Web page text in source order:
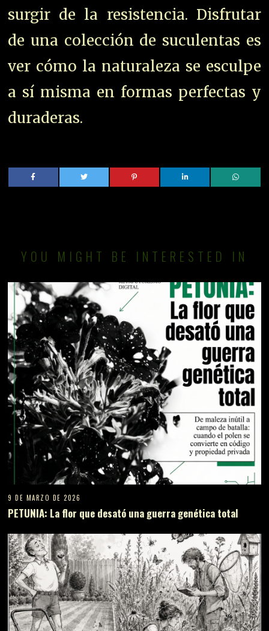
surgir de la resistencia. Disfrutar
de una colección de suculentas es
ver cómo la naturaleza se esculpe
a sí misma en formas perfectas y
duraderas.
YOU MIGHT BE INTERESTED IN
9 DE MARZO DE 2026
PETUNIA: La flor que desató una guerra genética total